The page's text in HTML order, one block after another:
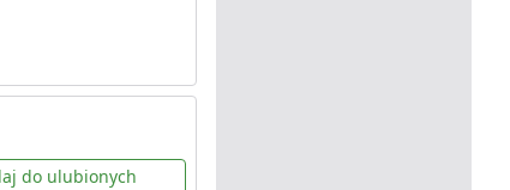
do ulubionych